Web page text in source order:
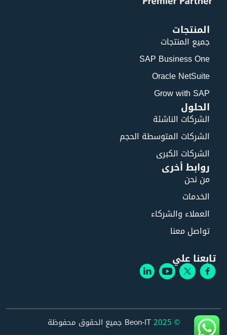
المنتجات
جميع المنتجات
SAP Business One
Oracle NetSuite
Grow with SAP
الحلول
الشركات الناشئة
الشركات المتوسطة الحجم
الشركات الكبرى
روابط أخرى
من نحن
الخدمات
العملاء والشركاء
تواصل معنا
تابعنا علي
© 2025 Beon-IT جميع الحقوق محفوظة